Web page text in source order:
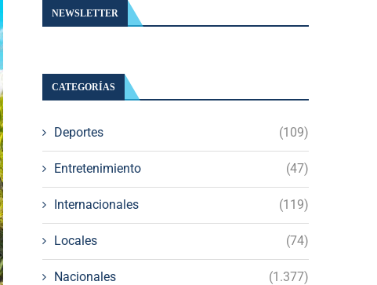
NEWSLETTER
CATEGORÍAS
Deportes (109)
Entretenimiento (47)
Internacionales (119)
Locales (74)
Nacionales (1.377)